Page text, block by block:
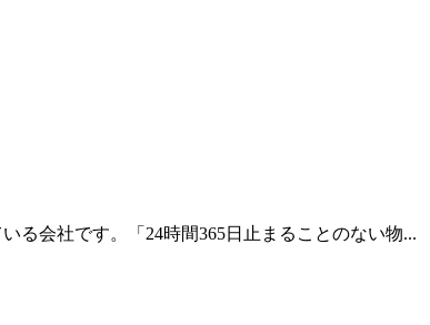
る会社です。「24時間365日止まることのない物...